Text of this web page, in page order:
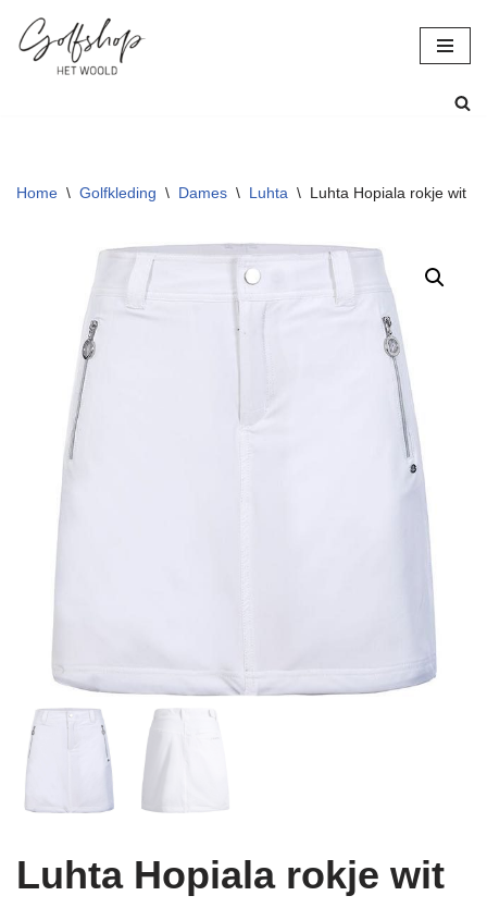
Ga
Home \ Golfkleding \ Dames \ Luhta \ Luhta Hopiala rokje wit
Luhta Hopiala rokje wit